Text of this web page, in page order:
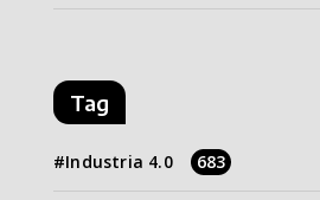
Tag
Industria 4.0 683